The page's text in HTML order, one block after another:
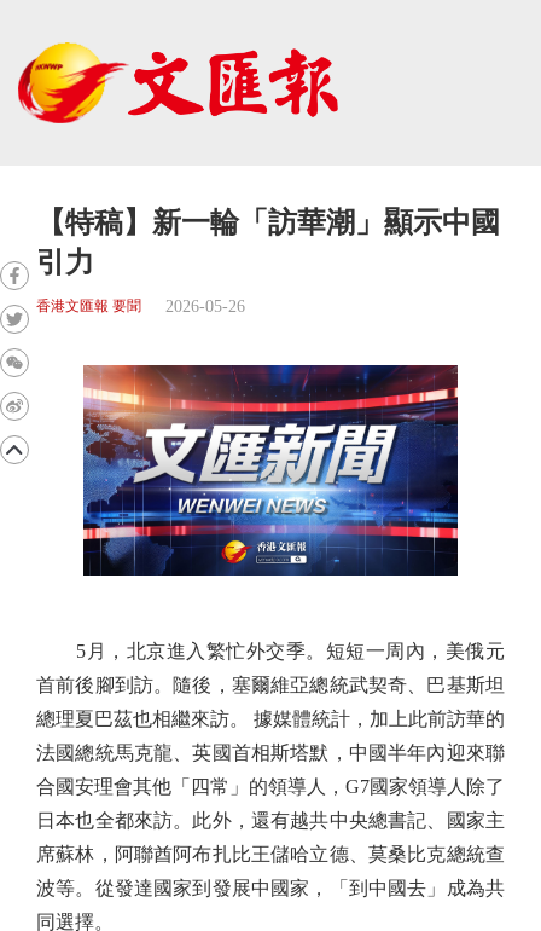
【特稿】新一輪「訪華潮」顯示中國
引力
香港文匯報 要聞 2026-05-26
5月，北京進入繁忙外交季。短短一周內，美俄元
首前後腳到訪。隨後，塞爾維亞總統武契奇、巴基斯坦
總理夏巴茲也相繼來訪。 據媒體統計，加上此前訪華的
法國總統馬克龍、英國首相斯塔默，中國半年內迎來聯
合國安理會其他「四常」的領導人，G7國家領導人除了
日本也全都來訪。此外，還有越共中央總書記、國家主
席蘇林，阿聯酋阿布扎比王儲哈立德、莫桑比克總統查
波等。從發達國家到發展中國家，「到中國去」成為共
同選擇。